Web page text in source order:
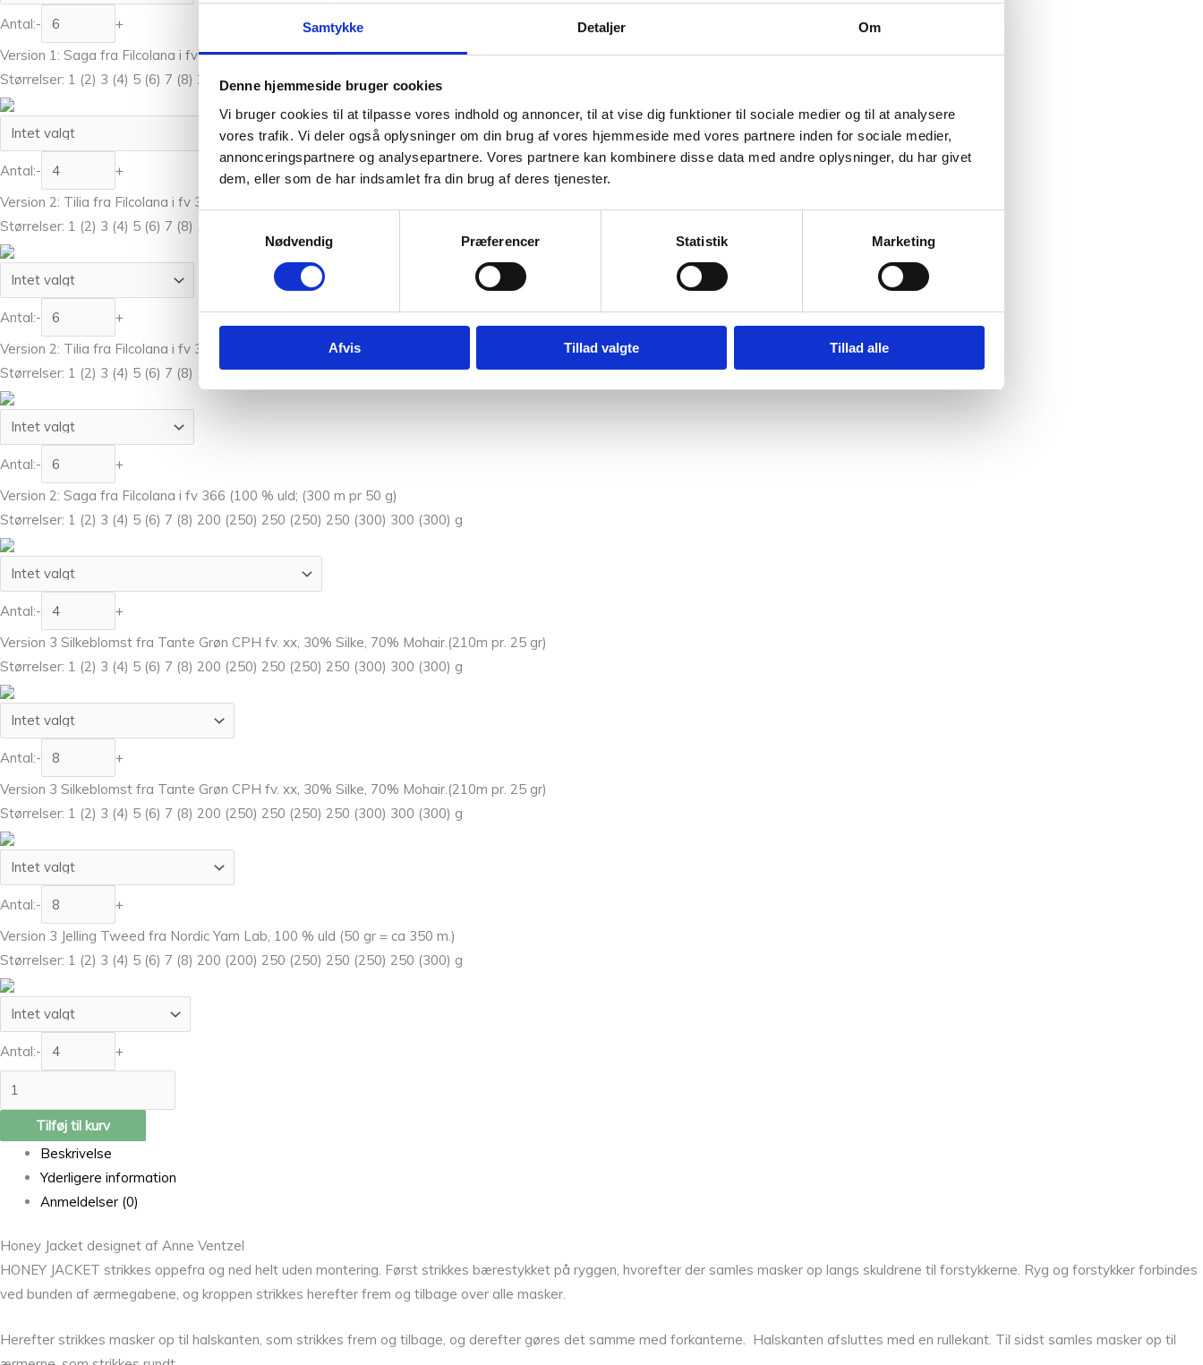
Samtykke Detaljer Om
Denne hjemmeside bruger cookies
Vi bruger cookies til at tilpasse vores indhold og annoncer, til at vise dig funktioner til sociale medier og til at analysere
vores trafik. Vi deler også oplysninger om din brug af vores hjemmeside med vores partnere inden for sociale medier,
annonceringspartnere og analysepartnere. Vores partnere kan kombinere disse data med andre oplysninger, du har givet
dem, eller som de har indsamlet fra din brug af deres tjenester.
Nødvendig
Præferencer Statistik Marketing
Afvis Tillad valgte Tillad alle
Antal:-
+
Version 1: Saga fra Filcolana i fv 978 (100 % uld; (300 m pr 50 g)
Størrelser: 1 (2) 3 (4) 5 (6) 7 (8) 200 (250) 250 (250) 250 (300) 300 (300) g
Antal:-
+
Version 2: Tilia fra Filcolana i fv 351 (70 % super kid mohair, 30 % mulberry silke; 210 m pr 25 g)
Størrelser: 1 (2) 3 (4) 5 (6) 7 (8) 150 (175) 175 (175) 175 (200) 200 (225) g
Antal:-
+
Version 2: Tilia fra Filcolana i fv 352 (70 % super kid mohair, 30 % mulberry silke; 210 m pr 25 g)
Størrelser: 1 (2) 3 (4) 5 (6) 7 (8) 150 (175) 175 (175) 175 (200) 200 (225) g
Antal:-
+
Version 2: Saga fra Filcolana i fv 366 (100 % uld; (300 m pr 50 g)
Størrelser: 1 (2) 3 (4) 5 (6) 7 (8) 200 (250) 250 (250) 250 (300) 300 (300) g
Antal:-
+
Version 3 Silkeblomst fra Tante Grøn CPH fv. xx, 30% Silke, 70% Mohair.(210m pr. 25 gr)
Størrelser: 1 (2) 3 (4) 5 (6) 7 (8) 200 (250) 250 (250) 250 (300) 300 (300) g
Antal:-
+
Version 3 Silkeblomst fra Tante Grøn CPH fv. xx, 30% Silke, 70% Mohair.(210m pr. 25 gr)
Størrelser: 1 (2) 3 (4) 5 (6) 7 (8) 200 (250) 250 (250) 250 (300) 300 (300) g
Antal:-
+
Version 3 Jelling Tweed fra Nordic Yarn Lab, 100 % uld (50 gr = ca 350 m.)
Størrelser: 1 (2) 3 (4) 5 (6) 7 (8) 200 (200) 250 (250) 250 (250) 250 (300) g
Antal:- +
Tilføj til kurv
Beskrivelse
Yderligere information
Anmeldelser (0)
Honey Jacket designet af Anne Ventzel
HONEY JACKET strikkes oppefra og ned helt uden montering. Først strikkes bærestykket på ryggen, hvorefter der samles masker op langs skuldrene til forstykkerne. Ryg og forstykker forbindes
ved bunden af ærmegabene, og kroppen strikkes herefter frem og tilbage over alle masker.
Herefter strikkes masker op til halskanten, som strikkes frem og tilbage, og derefter gøres det samme med forkanterne. Halskanten afsluttes med en rullekant. Til sidst samles masker op til